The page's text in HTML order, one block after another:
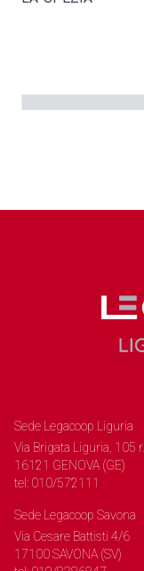
Sede Legacoop Liguria
Via Brigata Liguria, 105 r.
16121 GENOVA (GE)
tel: 010/572111
Sede Legacoop Savona
Via Cesare Battisti 4/6
17100 SAVONA (SV)